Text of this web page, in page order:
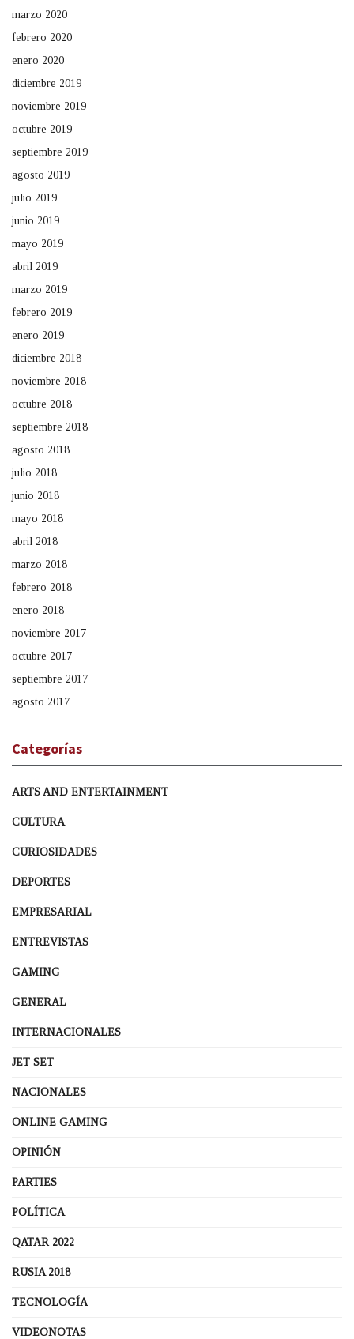
marzo 2020
febrero 2020
enero 2020
diciembre 2019
noviembre 2019
octubre 2019
septiembre 2019
agosto 2019
julio 2019
junio 2019
mayo 2019
abril 2019
marzo 2019
febrero 2019
enero 2019
diciembre 2018
noviembre 2018
octubre 2018
septiembre 2018
agosto 2018
julio 2018
junio 2018
mayo 2018
abril 2018
marzo 2018
febrero 2018
enero 2018
noviembre 2017
octubre 2017
septiembre 2017
agosto 2017
Categorías
ARTS AND ENTERTAINMENT
CULTURA
CURIOSIDADES
DEPORTES
EMPRESARIAL
ENTREVISTAS
GAMING
GENERAL
INTERNACIONALES
JET SET
NACIONALES
ONLINE GAMING
OPINIÓN
PARTIES
POLÍTICA
QATAR 2022
RUSIA 2018
TECNOLOGÍA
VIDEONOTAS